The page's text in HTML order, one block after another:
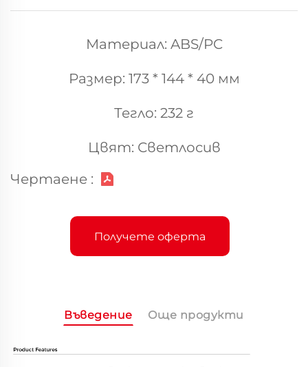
Материал: ABS/PC
Размер: 173 * 144 * 40 мм
Тегло: 232 г
Цвят: Светлосив
Чертаене :
Получете оферта
Въведение Още продукти